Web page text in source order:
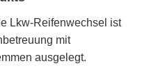
Lkw-Reifenwechsel ist
mit
ausgelegt.